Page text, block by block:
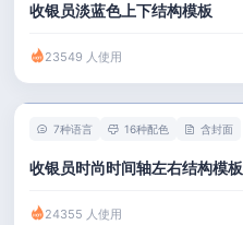
收银员淡蓝色上下结构模板
23549 人使用
7种语言 16种配色 含封面
收银员时尚时间轴左右结构模板
24355 人使用